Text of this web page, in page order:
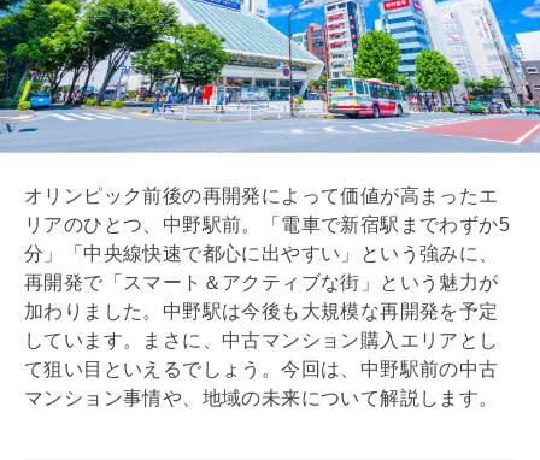
オリンピック前後の再開発によって価値が高まったエ
リアのひとつ、中野駅前。「電車で新宿駅までわずか5
分」「中央線快速で都心に出やすい」という強みに、
再開発で「スマート＆アクティブな街」という魅力が
加わりました。中野駅は今後も大規模な再開発を予定
しています。まさに、中古マンション購入エリアとし
て狙い目といえるでしょう。今回は、中野駅前の中古
マンション事情や、地域の未来について解説します。